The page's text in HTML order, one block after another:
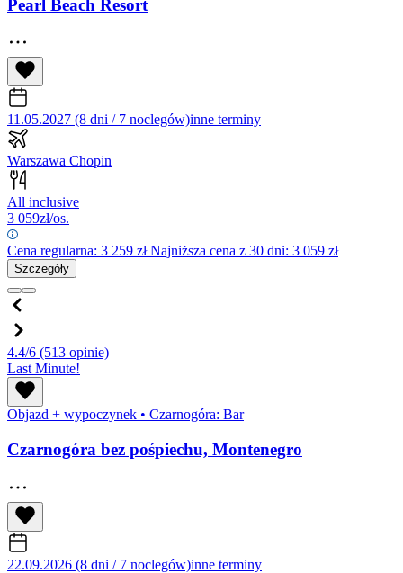
Pearl Beach Resort
11.05.2027 (8 dni / 7 noclegów)inne terminy
Warszawa Chopin
All inclusive
3 059zł/os.
Cena regularna: 3 259 złNajniższa cena z 30 dni: 3 059 zł
Szczegóły
4.4/6 (513 opinie)
Last Minute!
Objazd + wypoczynek • Czarnogóra: Bar
Czarnogóra bez pośpiechu, Montenegro
22.09.2026 (8 dni / 7 noclegów)inne terminy